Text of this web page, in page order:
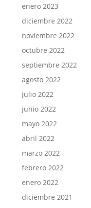
enero 2023
diciembre 2022
noviembre 2022
octubre 2022
septiembre 2022
agosto 2022
julio 2022
junio 2022
mayo 2022
abril 2022
marzo 2022
febrero 2022
enero 2022
diciembre 2021